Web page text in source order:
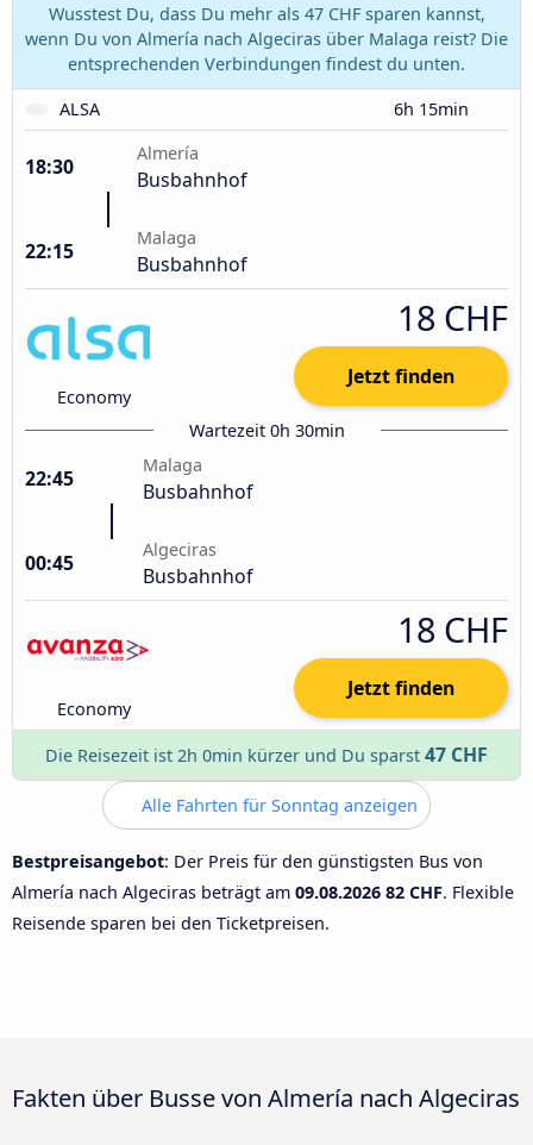
Wusstest Du, dass Du mehr als 47 CHF sparen kannst,
wenn Du von Almería nach Algeciras über Malaga reist? Die
entsprechenden Verbindungen findest du unten.
ALSA
6h 15min
18:30
Almería
Busbahnhof
22:15
Malaga
Busbahnhof
Economy
18 CHF
Jetzt finden
Wartezeit 0h 30min
22:45
Malaga
Busbahnhof
00:45
Algeciras
Busbahnhof
Economy
18 CHF
Jetzt finden
Die Reisezeit ist 2h 0min kürzer und Du sparst 47 CHF
Alle Fahrten für Sonntag anzeigen
Bestpreisangebot: Der Preis für den günstigsten Bus von
Almería nach Algeciras beträgt am 09.08.2026 82 CHF. Flexible
Reisende sparen bei den Ticketpreisen.
Fakten über Busse von Almería nach Algeciras